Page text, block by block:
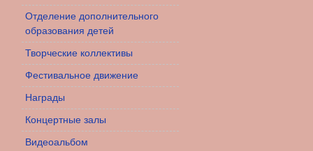
Отделение дополнительного
образования детей
Творческие коллективы
Фестивальное движение
Награды
Концертные залы
Видеоальбом